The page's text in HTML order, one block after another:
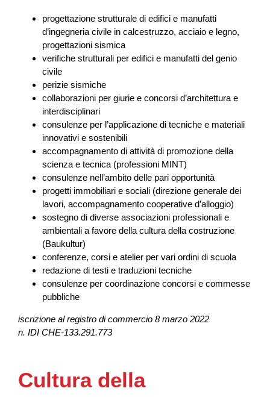
progettazione strutturale di edifici e manufatti
d’ingegneria civile in calcestruzzo, acciaio e legno,
progettazioni sismica
verifiche strutturali per edifici e manufatti del genio
civile
perizie sismiche
collaborazioni per giurie e concorsi d’architettura e
interdisciplinari
consulenze per l’applicazione di tecniche e materiali
innovativi e sostenibili
accompagnamento di attività di promozione della
scienza e tecnica (professioni MINT)
consulenze nell’ambito delle pari opportunità
progetti immobiliari e sociali (direzione generale dei
lavori, accompagnamento cooperative d’alloggio)
sostegno di diverse associazioni professionali e
ambientali a favore della cultura della costruzione
(Baukultur)
conferenze, corsi e atelier per vari ordini di scuola
redazione di testi e traduzioni tecniche
consulenze per coordinazione concorsi e commesse
pubbliche
iscrizione al registro di commercio 8 marzo 2022
n. IDI CHE-133.291.773
Cultura della